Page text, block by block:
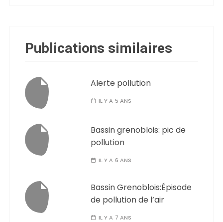
Publications similaires
Alerte pollution
IL Y A 5 ANS
Bassin grenoblois: pic de
pollution
IL Y A 6 ANS
Bassin Grenoblois:Épisode
de pollution de l’air
IL Y A 7 ANS